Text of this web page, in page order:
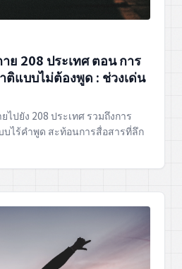
ย 208 ประเทศ ตอน การ
แบบไม่ต้องพูด : ช่วงเด่น
ไปยัง 208 ประเทศ รวมถึงการ
ไร้คำพูด สะท้อนการสื่อสารที่ลึก